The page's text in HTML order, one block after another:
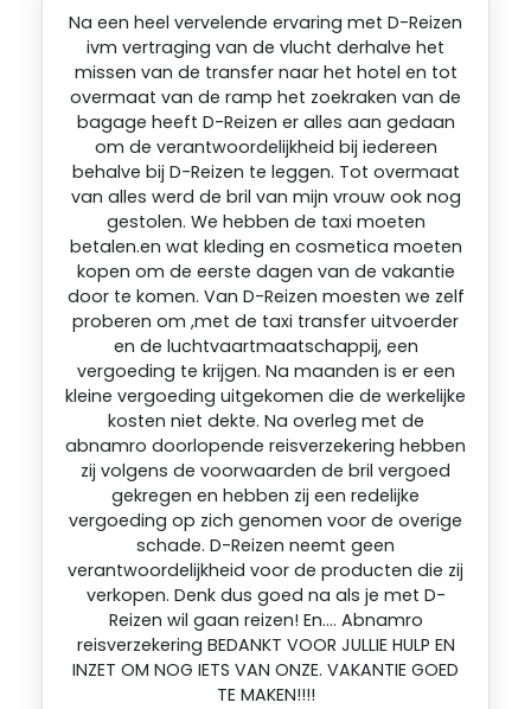
Na een heel vervelende ervaring met D-Reizen
ivm vertraging van de vlucht derhalve het
missen van de transfer naar het hotel en tot
overmaat van de ramp het zoekraken van de
bagage heeft D-Reizen er alles aan gedaan
om de verantwoordelijkheid bij iedereen
behalve bij D-Reizen te leggen. Tot overmaat
van alles werd de bril van mijn vrouw ook nog
gestolen. We hebben de taxi moeten
betalen.en wat kleding en cosmetica moeten
kopen om de eerste dagen van de vakantie
door te komen. Van D-Reizen moesten we zelf
proberen om ,met de taxi transfer uitvoerder
en de luchtvaartmaatschappij, een
vergoeding te krijgen. Na maanden is er een
kleine vergoeding uitgekomen die de werkelijke
kosten niet dekte. Na overleg met de
abnamro doorlopende reisverzekering hebben
zij volgens de voorwaarden de bril vergoed
gekregen en hebben zij een redelijke
vergoeding op zich genomen voor de overige
schade. D-Reizen neemt geen
verantwoordelijkheid voor de producten die zij
verkopen. Denk dus goed na als je met D-
Reizen wil gaan reizen! En…. Abnamro
reisverzekering BEDANKT VOOR JULLIE HULP EN
INZET OM NOG IETS VAN ONZE. VAKANTIE GOED
TE MAKEN!!!!